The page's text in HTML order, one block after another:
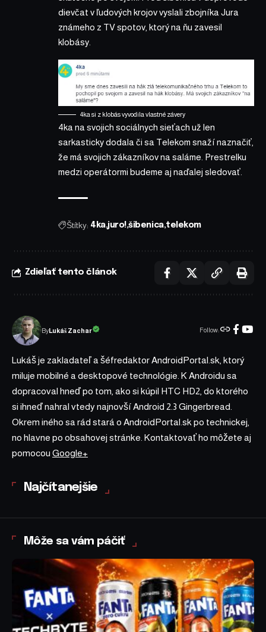
dievčat v ľudových krojov vyslali zbojníka Jura
známeho z TV spotov, ktorý na ňu zavesil
klobásy.
4ka si z klobás vyvodila vlastné závery
4ka na svojich sociálnych sieťach už len
sarkasticky dodala či sa Telekom snaží naznačiť,
že má svojich zákazníkov na saláme. Prestrelku
medzi operátormi budeme aj naďalej sledovať.
Štítky: 4ka juro! šibenica telekom
Zdieľať tento článok
ByLukáš Zachar Follow:
Lukáš je zakladateľ a šéfredaktor AndroidPortal.sk, ktorý
miluje mobilné a desktopové technológie. K Androidu sa
dopracoval hneď po tom, ako si kúpil HTC HD2, do ktorého
si ihneď nahral vtedy najnovší Android 2.3 Gingerbread.
Okrem iného sa rád stará o AndroidPortal.sk po technickej,
no hlavne po obsahovej stránke. Kontaktovať ho môžete aj
pomocou Google+
Najčítanejšie
Môže sa vám páčiť